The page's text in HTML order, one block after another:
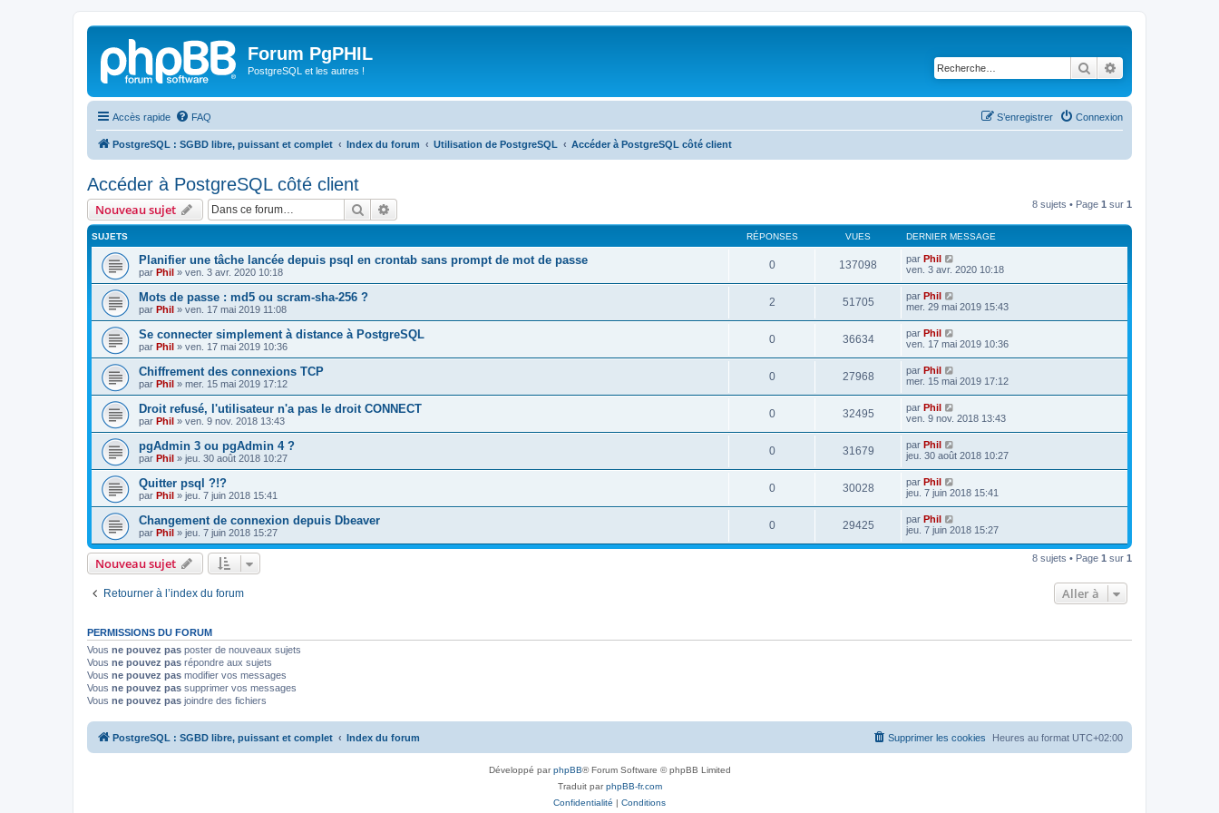
Forum PgPHIL
PostgreSQL et les autres ! Rechercher
Accès rapide FAQ Connexion
S’enregistrer
PostgreSQL : SGBD libre, puissant et complet Index du forum Utilisation de PostgreSQL Accéder à PostgreSQL côté client
Accéder à PostgreSQL côté client
Nouveau sujet Rechercher 8 sujets • Page 1 sur 1
SUJETS RÉPONSES VUES DERNIER MESSAGE
Planifier une tâche lancée depuis psql en crontab sans prompt de mot de passe
par Phil » ven. 3 avr. 2020 10:18
0 137098 par Phil
ven. 3 avr. 2020 10:18
Mots de passe : md5 ou scram-sha-256 ?
par Phil » ven. 17 mai 2019 11:08
2 51705 par Phil
mer. 29 mai 2019 15:43
Se connecter simplement à distance à PostgreSQL
par Phil » ven. 17 mai 2019 10:36
0 36634 par Phil
ven. 17 mai 2019 10:36
Chiffrement des connexions TCP
par Phil » mer. 15 mai 2019 17:12
0 27968 par Phil
mer. 15 mai 2019 17:12
Droit refusé, l'utilisateur n'a pas le droit CONNECT
par Phil » ven. 9 nov. 2018 13:43
0 32495 par Phil
ven. 9 nov. 2018 13:43
pgAdmin 3 ou pgAdmin 4 ?
par Phil » jeu. 30 août 2018 10:27
0 31679 par Phil
jeu. 30 août 2018 10:27
Quitter psql ?!?
par Phil » jeu. 7 juin 2018 15:41
0 30028 par Phil
jeu. 7 juin 2018 15:41
Changement de connexion depuis Dbeaver
par Phil » jeu. 7 juin 2018 15:27
0 29425 par Phil
jeu. 7 juin 2018 15:27
Nouveau sujet 8 sujets • Page 1 sur 1
Retourner à l’index du forum Aller à
PERMISSIONS DU FORUM
Vous ne pouvez pas poster de nouveaux sujets
Vous ne pouvez pas répondre aux sujets
Vous ne pouvez pas modifier vos messages
Vous ne pouvez pas supprimer vos messages
Vous ne pouvez pas joindre des fichiers
PostgreSQL : SGBD libre, puissant et complet Index du forum Heures au format UTC+02:00
Supprimer les cookies
Développé parphpBB® Forum Software © phpBB Limited
Traduit parphpBB-fr.com
Confidentialité | Conditions